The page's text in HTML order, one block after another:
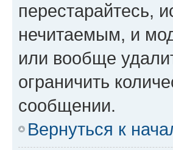
перестарайтесь,
нечитаемым, и
или вообще
ограничить
сообщении.
Вернуться к